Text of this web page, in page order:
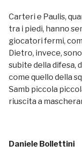
Carteri e Paulis,
tra i piedi, hanno
giocatori fermi,
Dietro, invece,
subite della difesa,
come quello della
Samb piccola
riuscita a
Daniele Bollettini